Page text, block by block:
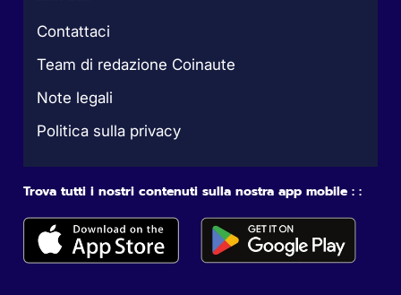
Contattaci
Team di redazione Coinaute
Note legali
Politica sulla privacy
Trova tutti i nostri contenuti sulla nostra app mobile : :